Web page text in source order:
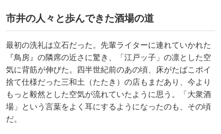
市井の人々と歩んできた酒場の道
最初の洗礼は立石だった。先輩ライターに連れていかれた
『鳥房』の隣席の近さに驚き、「江戸ッ子」の凛とした空
気に背筋が伸びた。四半世紀前のあの頃、床がたばこポイ
捨て仕様だった三和土（たたき）の店もまだあり、今より
もっと毅然とした空気が流れていたように思う。「大衆酒
場」という言葉をよく耳にするようになったのも、その頃
だ。